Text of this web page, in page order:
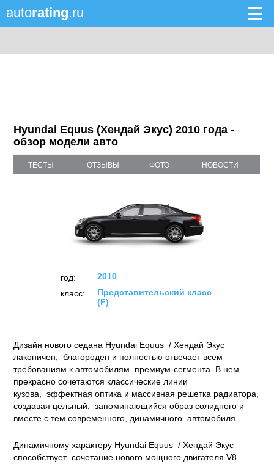
autorating.ru
Hyundai Equus (Хендай Экус) 2010 года -
обзор модели авто
ТЕСТЫ ОТЗЫВЫ ФОТО НОВОСТИ
год:
2010
класс:
Представительский класс
(F)
Дизайн нового седана Hyundai Equus / Хендай Экус
лаконичен, благороден и полностью отвечает всем
требованиям к автомобилям премиум-сегмента. В нем
прекрасно сочетаются классические линии
кузова, эффектная оптика и массивная решетка радиатора,
создавая цельный, запоминающийся образ солидного и
вместе с тем современного, динамичного автомобиля.
Динамичному характеру Hyundai Equus / Хендай Экус
способствует сочетание нового мощного двигателя V8